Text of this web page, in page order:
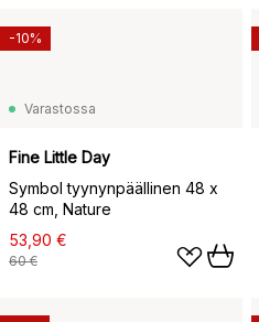
Varastossa
Fine Little Day
Symbol tyynynpäällinen 48 x
48 cm, Nature
53,90 €
60 €
-10%